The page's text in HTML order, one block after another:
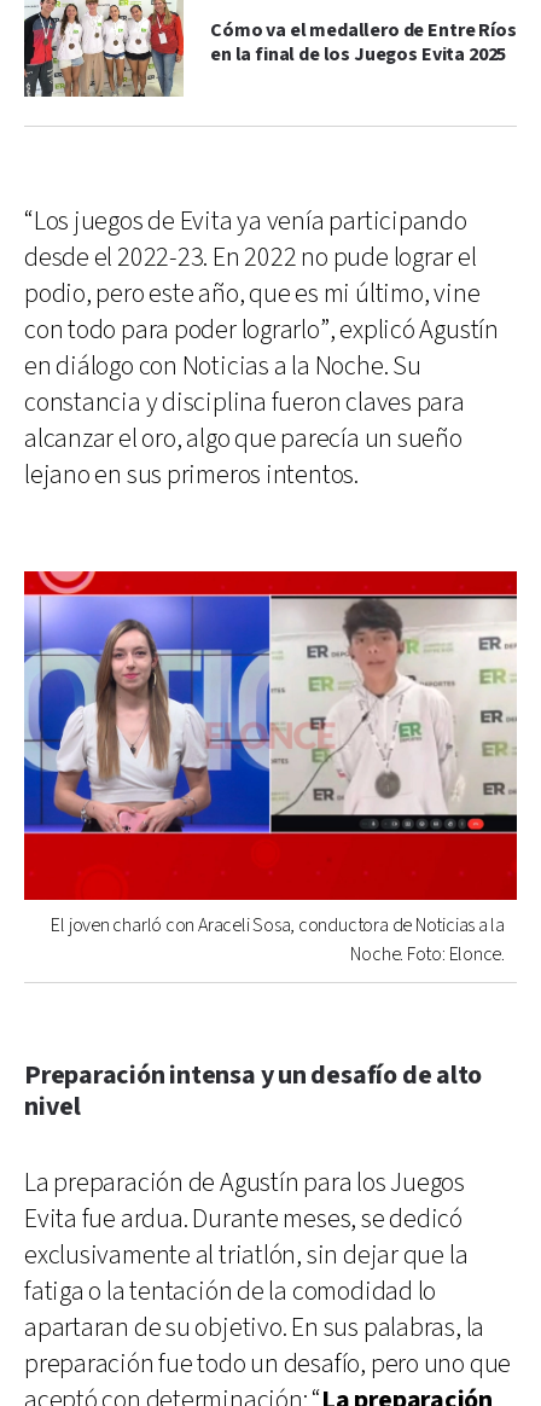
Cómo va el medallero de Entre Ríos
en la final de los Juegos Evita 2025
“Los juegos de Evita ya venía participando
desde el 2022-23. En 2022 no pude lograr el
podio, pero este año, que es mi último, vine
con todo para poder lograrlo”, explicó Agustín
en diálogo con Noticias a la Noche. Su
constancia y disciplina fueron claves para
alcanzar el oro, algo que parecía un sueño
lejano en sus primeros intentos.
El joven charló con Araceli Sosa, conductora de Noticias a la
Noche. Foto: Elonce.
Preparación intensa y un desafío de alto
nivel
La preparación de Agustín para los Juegos
Evita fue ardua. Durante meses, se dedicó
exclusivamente al triatlón, sin dejar que la
fatiga o la tentación de la comodidad lo
apartaran de su objetivo. En sus palabras, la
preparación fue todo un desafío, pero uno que